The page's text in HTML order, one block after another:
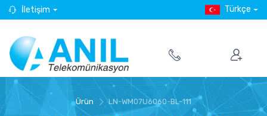
İletişim Türkçe
Ürün LN-WM07U6060-BL-111